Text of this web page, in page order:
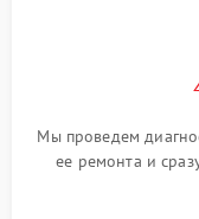
Мы проведем
ее ремонта и